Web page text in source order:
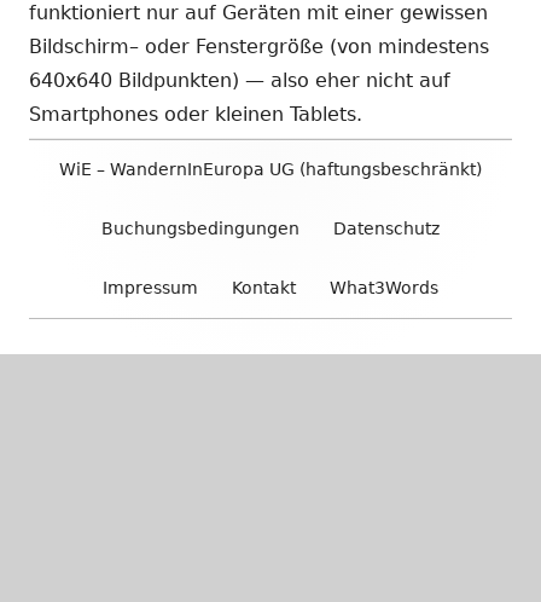
funktioniert nur auf Geräten mit einer gewissen
Bildschirm– oder Fenstergröße (von mindestens
640x640 Bildpunkten) — also eher nicht auf
Smartphones oder kleinen Tablets.
Footer
WiE – WandernInEuropa UG (haftungsbeschränkt)
Buchungsbedingungen Datenschutz
Impressum Kontakt What3Words